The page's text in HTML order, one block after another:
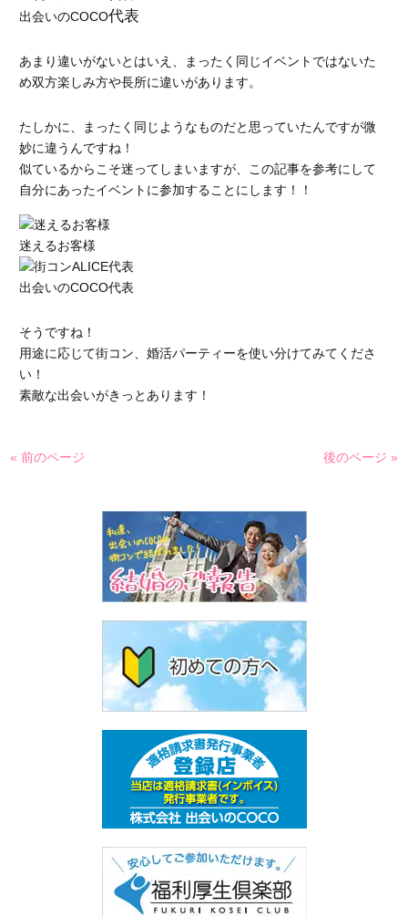
出会いのCOCO代表
あまり違いがないとはいえ、まったく同じイベントではないた
め双方楽しみ方や長所に違いがあります。
たしかに、まったく同じようなものだと思っていたんですが微
妙に違うんですね！
似ているからこそ迷ってしまいますが、この記事を参考にして
自分にあったイベントに参加することにします！！
迷えるお客様
出会いのCOCO代表
そうですね！
用途に応じて街コン、婚活パーティーを使い分けてみてくださ
い！
素敵な出会いがきっとあります！
« 前のページ 後のページ »